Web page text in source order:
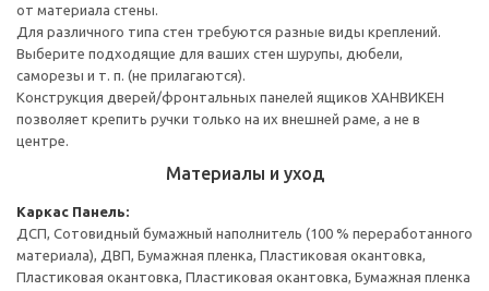
от материала стены.
Для различного типа стен требуются разные виды креплений.
Выберите подходящие для ваших стен шурупы, дюбели,
саморезы и т. п. (не прилагаются).
Конструкция дверей/фронтальных панелей ящиков ХАНВИКЕН
позволяет крепить ручки только на их внешней раме, а не в
центре.
Материалы и уход
Каркас Панель:
ДСП, Сотовидный бумажный наполнитель (100 % переработанного
материала), ДВП, Бумажная пленка, Пластиковая окантовка,
Пластиковая окантовка, Пластиковая окантовка, Бумажная пленка